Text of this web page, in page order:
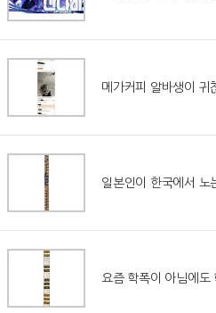
메가커피 알바생이 귀
일본인이 한국에서 노
요즘 학폭이 아님에도